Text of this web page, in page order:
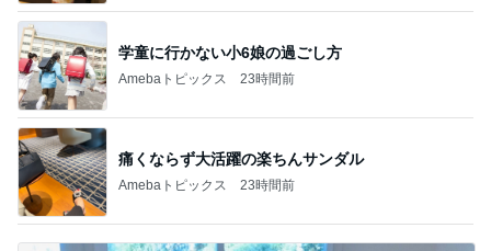
学童に行かない小6娘の過ごし方
Amebaトピックス 23時間前
痛くならず大活躍の楽ちんサンダル
Amebaトピックス 23時間前